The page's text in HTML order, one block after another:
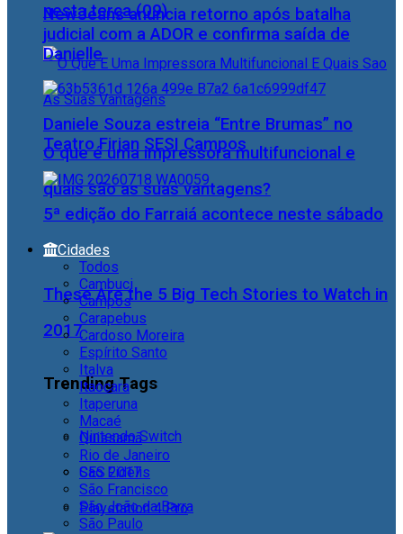
nesta terça (09)
O que é uma impressora multifuncional e
quais são as suas vantagens?
These Are the 5 Big Tech Stories to Watch in
2017
Trending Tags
Nintendo Switch
CES 2017
Playstation 4 Pro
NewJeans anuncia retorno após batalha
judicial com a ADOR e confirma saída de
Danielle
Daniele Souza estreia “Entre Brumas” no
Teatro Firjan SESI Campos
5ª edição do Farraiá acontece neste sábado
Cidades
Todos
Cambuci
Campos
Carapebus
Cardoso Moreira
Espírito Santo
Italva
Itaocara
Itaperuna
Macaé
Quissamã
Rio de Janeiro
São Fidélis
São Francisco
São João da Barra
São Paulo